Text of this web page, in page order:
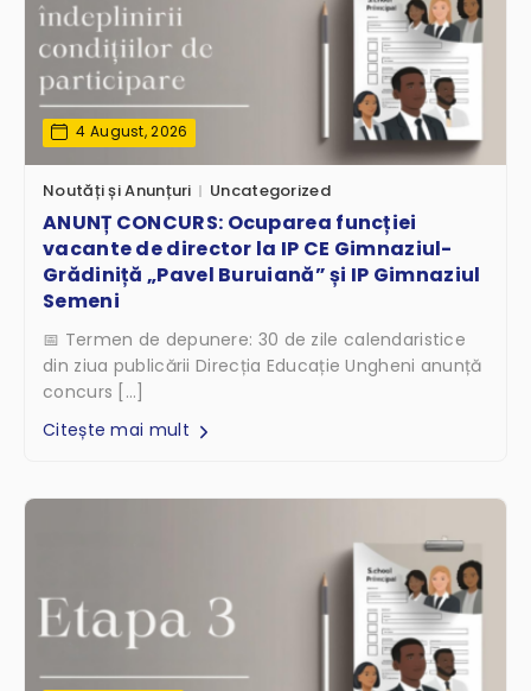
4 August, 2026
Noutăți și Anunțuri Uncategorized
ANUNȚ CONCURS: Ocuparea funcției
vacante de director la IP CE Gimnaziul-
Grădiniță „Pavel Buruiană” și IP Gimnaziul
Semeni
📅 Termen de depunere: 30 de zile calendaristice
din ziua publicării Direcția Educație Ungheni anunță
concurs […]
Citește mai mult